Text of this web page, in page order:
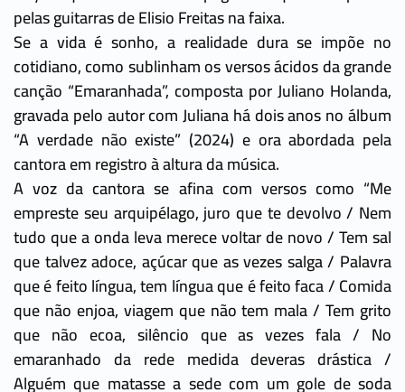
pelas guitarras de Elisio Freitas na faixa.
Se a vida é sonho, a realidade dura se impõe no
cotidiano, como sublinham os versos ácidos da grande
canção “Emaranhada”, composta por Juliano Holanda,
gravada pelo autor com Juliana há dois anos no álbum
“A verdade não existe” (2024) e ora abordada pela
cantora em registro à altura da música.
A voz da cantora se afina com versos como “Me
empreste seu arquipélago, juro que te devolvo / Nem
tudo que a onda leva merece voltar de novo / Tem sal
que talvеz adoce, açúcar que as vezes salga / Palavra
que é feito língua, tem língua que é feito faca / Comida
que não enjoa, viagem que não tem mala / Tem grito
que não ecoa, silêncio que as vezes fala / No
emaranhado da rede medida deveras drástica /
Alguém que matasse a sede com um gole de soda